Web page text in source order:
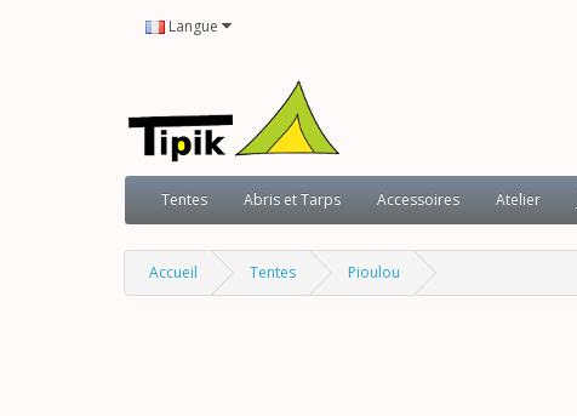
Langue
Tentes Abris et Tarps Accessoires Atelier
Accueil Tentes Pioulou